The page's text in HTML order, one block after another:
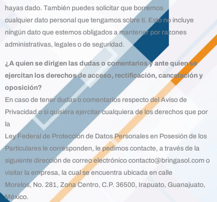
hayas dado. También puedes solicitar que borremos
cualquier dato personal que tengamos sobre ti. Esto no incluye
ningún dato que estemos obligados a mantener por razones
administrativas, legales o de seguridad.
¿A quien se dirigen las dudas o comentarios y ante quien se
ejercitan los derechos de acceso, rectificación, cancelación y
oposición?
En caso de tener dudas o comentarios respecto del Aviso de
Privacidad o si quisiera ejercitar cualquiera de los derechos que por
la
Ley Federal de Protección de Datos Personales en Posesión de los
Particulares le corresponden, le pedimos contacte, a través de la
siguiente dirección de correo electrónico contacto@bringasol.com o
visitar la empresa, la cual se encuentra ubicada en calle
Morelos, No. 281, Zona Centro, C.P. 36500, Irapuato, Guanajuato,
México.